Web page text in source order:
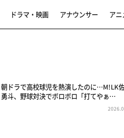
ドラマ・映画 アナウンサー アニ
朝ドラで高校球児を熱演したのに…M!LK
勇斗、野球対決でボロボロ「打てやぁ…